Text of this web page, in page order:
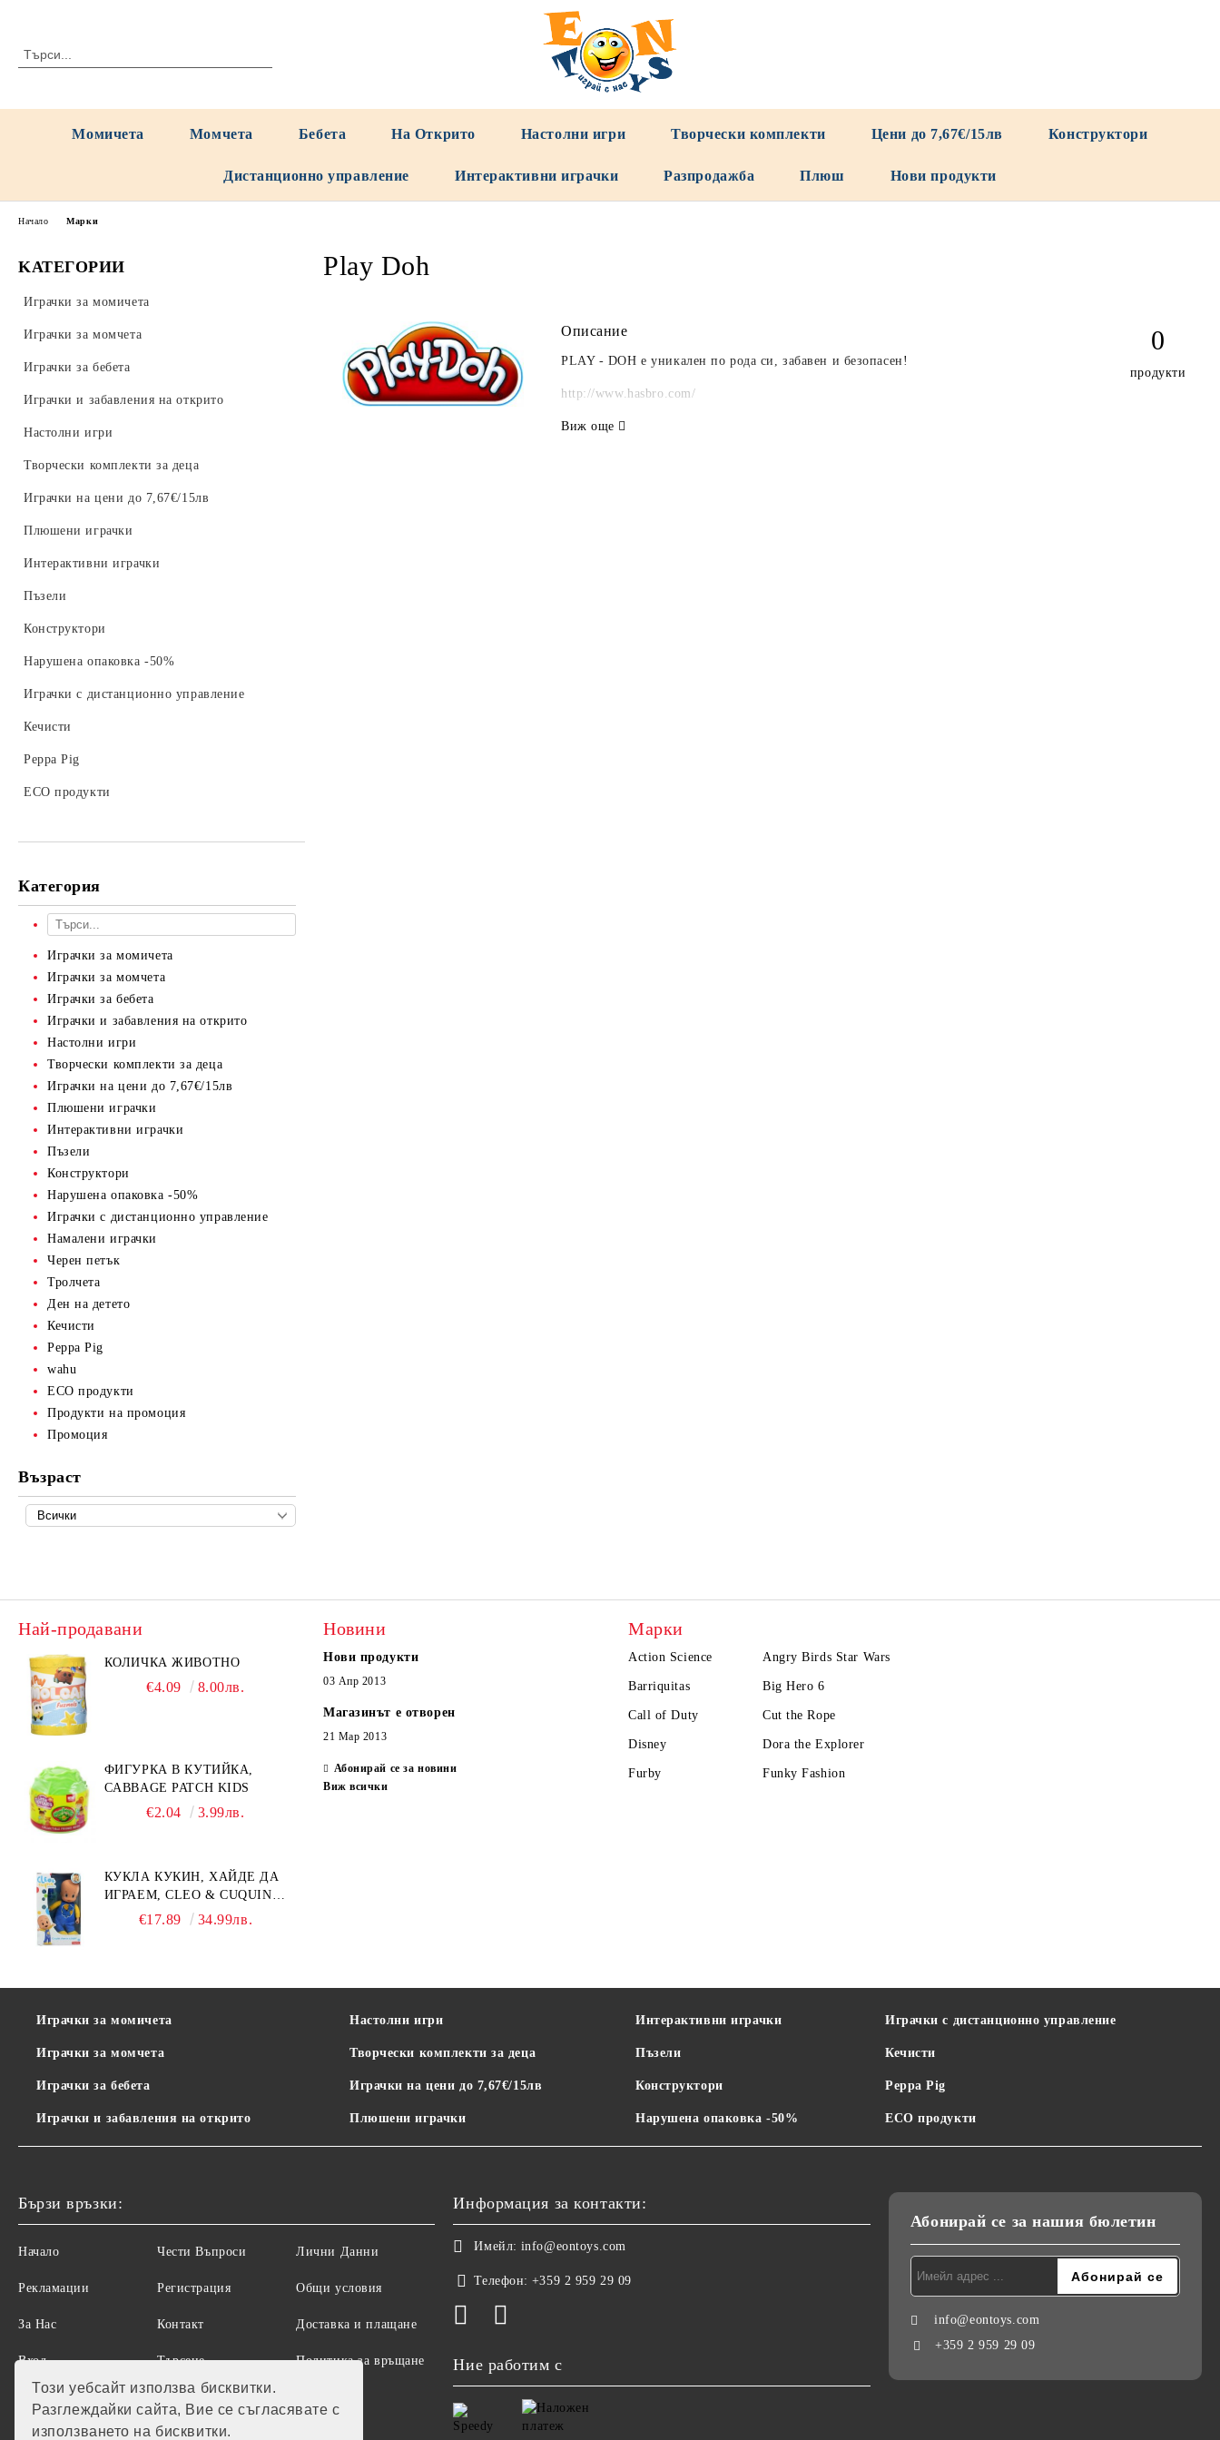
Този уебсайт използва бисквитки.
Разглеждайки сайта, Вие се съгласявате с
използването на бисквитки.
Момичета Момчета Бебета На Открито Настолни игри Творчески комплекти Цени до 7,67€/15лв Конструктори
Дистанционно управление Интерактивни играчки Разпродажба Плюш Нови продукти
KАТЕГОРИИ
Играчки за момичета
Играчки за момчета
Играчки за бебета
Играчки и забавления на открито
Настолни игри
Творчески комплекти за деца
Играчки на цени до 7,67€/15лв
Плюшени играчки
Интерактивни играчки
Пъзели
Конструктори
Нарушена опаковка -50%
Играчки с дистанционно управление
Кечисти
Peppa Pig
ECO продукти
Категория
Играчки за момичета
Играчки за момчета
Играчки за бебета
Играчки и забавления на открито
Настолни игри
Творчески комплекти за деца
Играчки на цени до 7,67€/15лв
Плюшени играчки
Интерактивни играчки
Пъзели
Конструктори
Нарушена опаковка -50%
Играчки с дистанционно управление
Намалени играчки
Черен петък
Тролчета
Ден на детето
Кечисти
Peppa Pig
wahu
ECO продукти
Продукти на промоция
Промоция
Възраст
Начало Марки
Play Doh
Описание
PLAY - DOH е уникален по рода си, забавен и безопасен!
http://www.hasbro.com/
Виж още
0
продукти
Най-продавани
КОЛИЧКА ЖИВОТНО
€4.09 8.00лв.
ФИГУРКА В КУТИЙКА,
CABBAGE PATCH KIDS
€2.04 3.99лв.
КУКЛА КУКИН, ХАЙДЕ ДА
ИГРАЕМ, CLEO & CUQUIN,
25 СМ.€17.89 34.99лв.
Новини
Нови продукти
03 Апр 2013
Магазинът е отворен
21 Мар 2013
Абонирай се за новини
Виж всички
Марки
Action Science Angry Birds Star Wars
Barriquitas Big Hero 6
Call of Duty Cut the Rope
Disney Dora the Explorer
Furby Funky Fashion
Играчки за момичета
Играчки за момчета
Играчки за бебета
Играчки и забавления на открито
Настолни игри
Творчески комплекти за деца
Играчки на цени до 7,67€/15лв
Плюшени играчки
Интерактивни играчки
Пъзели
Конструктори
Нарушена опаковка -50%
Играчки с дистанционно управление
Кечисти
Peppa Pig
ECO продукти
Бързи връзки:
Начало
Рекламации
За Нас
Вход
Чести Въпроси
Регистрация
Контакт
Търсене
Лични Данни
Общи условия
Доставка и плащане
Политика за връщане
Информация за контакти:
Имейл: info@eontoys.com
Телефон: +359 2 959 29 09
Ние работим с
Абонирай се за нашия бюлетин
info@eontoys.com
+359 2 959 29 09